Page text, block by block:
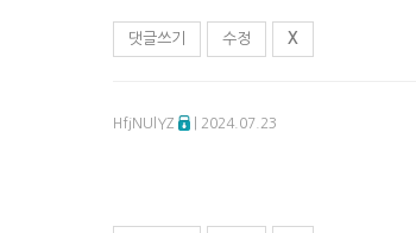
댓글쓰기 수정 X
HfjNUlYZ | 2024.07.23